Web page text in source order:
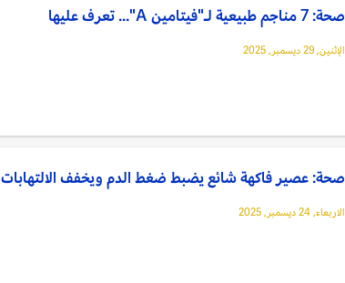
صحة: 7 مناجم طبيعية لـ"فيتامين A"... تعرف عليها
الإثنين, 29 ديسمبر, 2025
صحة: عصير فاكهة شائع يضبط ضغط الدم ويخفف الالتهابات
الاربعاء, 24 ديسمبر, 2025